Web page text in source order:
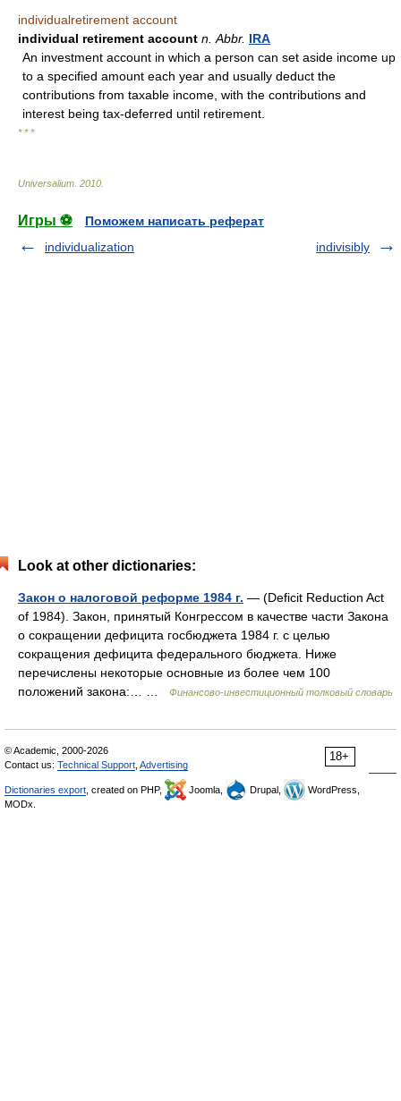
individualretirement account
individual retirement account n. Abbr. IRA
An investment account in which a person can set aside income up
to a specified amount each year and usually deduct the
contributions from taxable income, with the contributions and
interest being tax-deferred until retirement.
* * *
Universalium 2010
Игры ⚽
Поможем написать реферат
individualization
indivisibly
Look at other dictionaries:
Закон о налоговой реформе 1984 г. — (Deficit Reduction Act
of 1984). Закон, принятый Конгрессом в качестве части Закона
о сокращении дефицита госбюджета 1984 г. с целью
сокращения дефицита федерального бюджета. Ниже
перечислены некоторые основные из более чем 100
положений закона:… …
Финансово-инвестиционный толковый словарь
18+
© Academic, 2000-2026
Contact us: Technical Support Advertising
Dictionaries export , created on PHP, Joomla, Drupal,
WordPress,
MODx.